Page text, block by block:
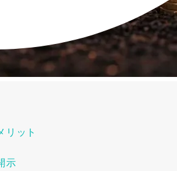
リット
示